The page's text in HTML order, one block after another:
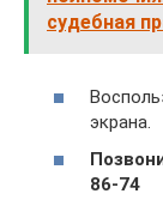
судебная
экрана.
86-74